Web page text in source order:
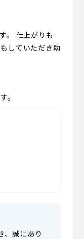
。 仕上がりも
していただき助
。
、誠にあり